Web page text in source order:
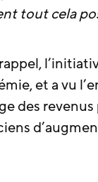
tout cela
et a vu
des